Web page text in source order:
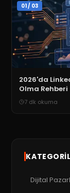
01/ 03
2026'da
Olma Rehberi
7 dk okuma
Dijital